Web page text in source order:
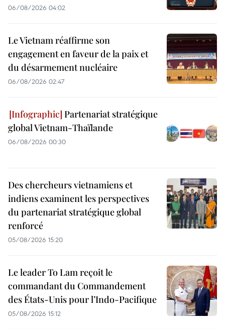
06/08/2026 04:02
Le Vietnam réaffirme son
engagement en faveur de la paix et
du désarmement nucléaire
06/08/2026 02:47
Partenariat stratégique
global Vietnam-Thaïlande
06/08/2026 00:30
Des chercheurs vietnamiens et
indiens examinent les perspectives
du partenariat stratégique global
renforcé
05/08/2026 15:20
Le leader To Lam reçoit le
commandant du Commandement
des États-Unis pour l’Indo-Pacifique
05/08/2026 15:12